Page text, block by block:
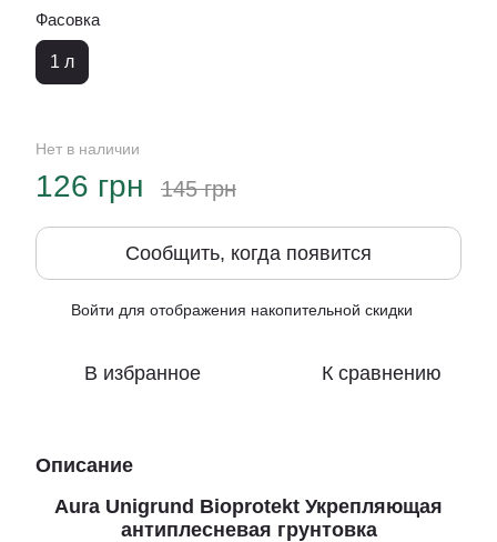
Фасовка
1 л
Нет в наличии
126 грн 145 грн
Сообщить, когда появится
Войти для отображения накопительной скидки
В избранное К сравнению
Описание
Aura Unigrund Bioprotekt Укрепляющая
антиплесневая грунтовка